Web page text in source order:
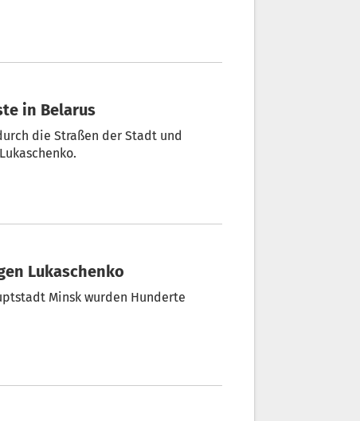
in Belarus
die Straßen der Stadt und
Lukaschenko
Minsk wurden Hunderte